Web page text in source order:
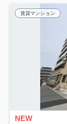
賃貸マンション
NEW